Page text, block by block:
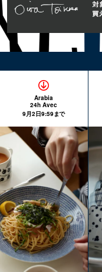
Arabia
24h Avec
9月2日9:59まで